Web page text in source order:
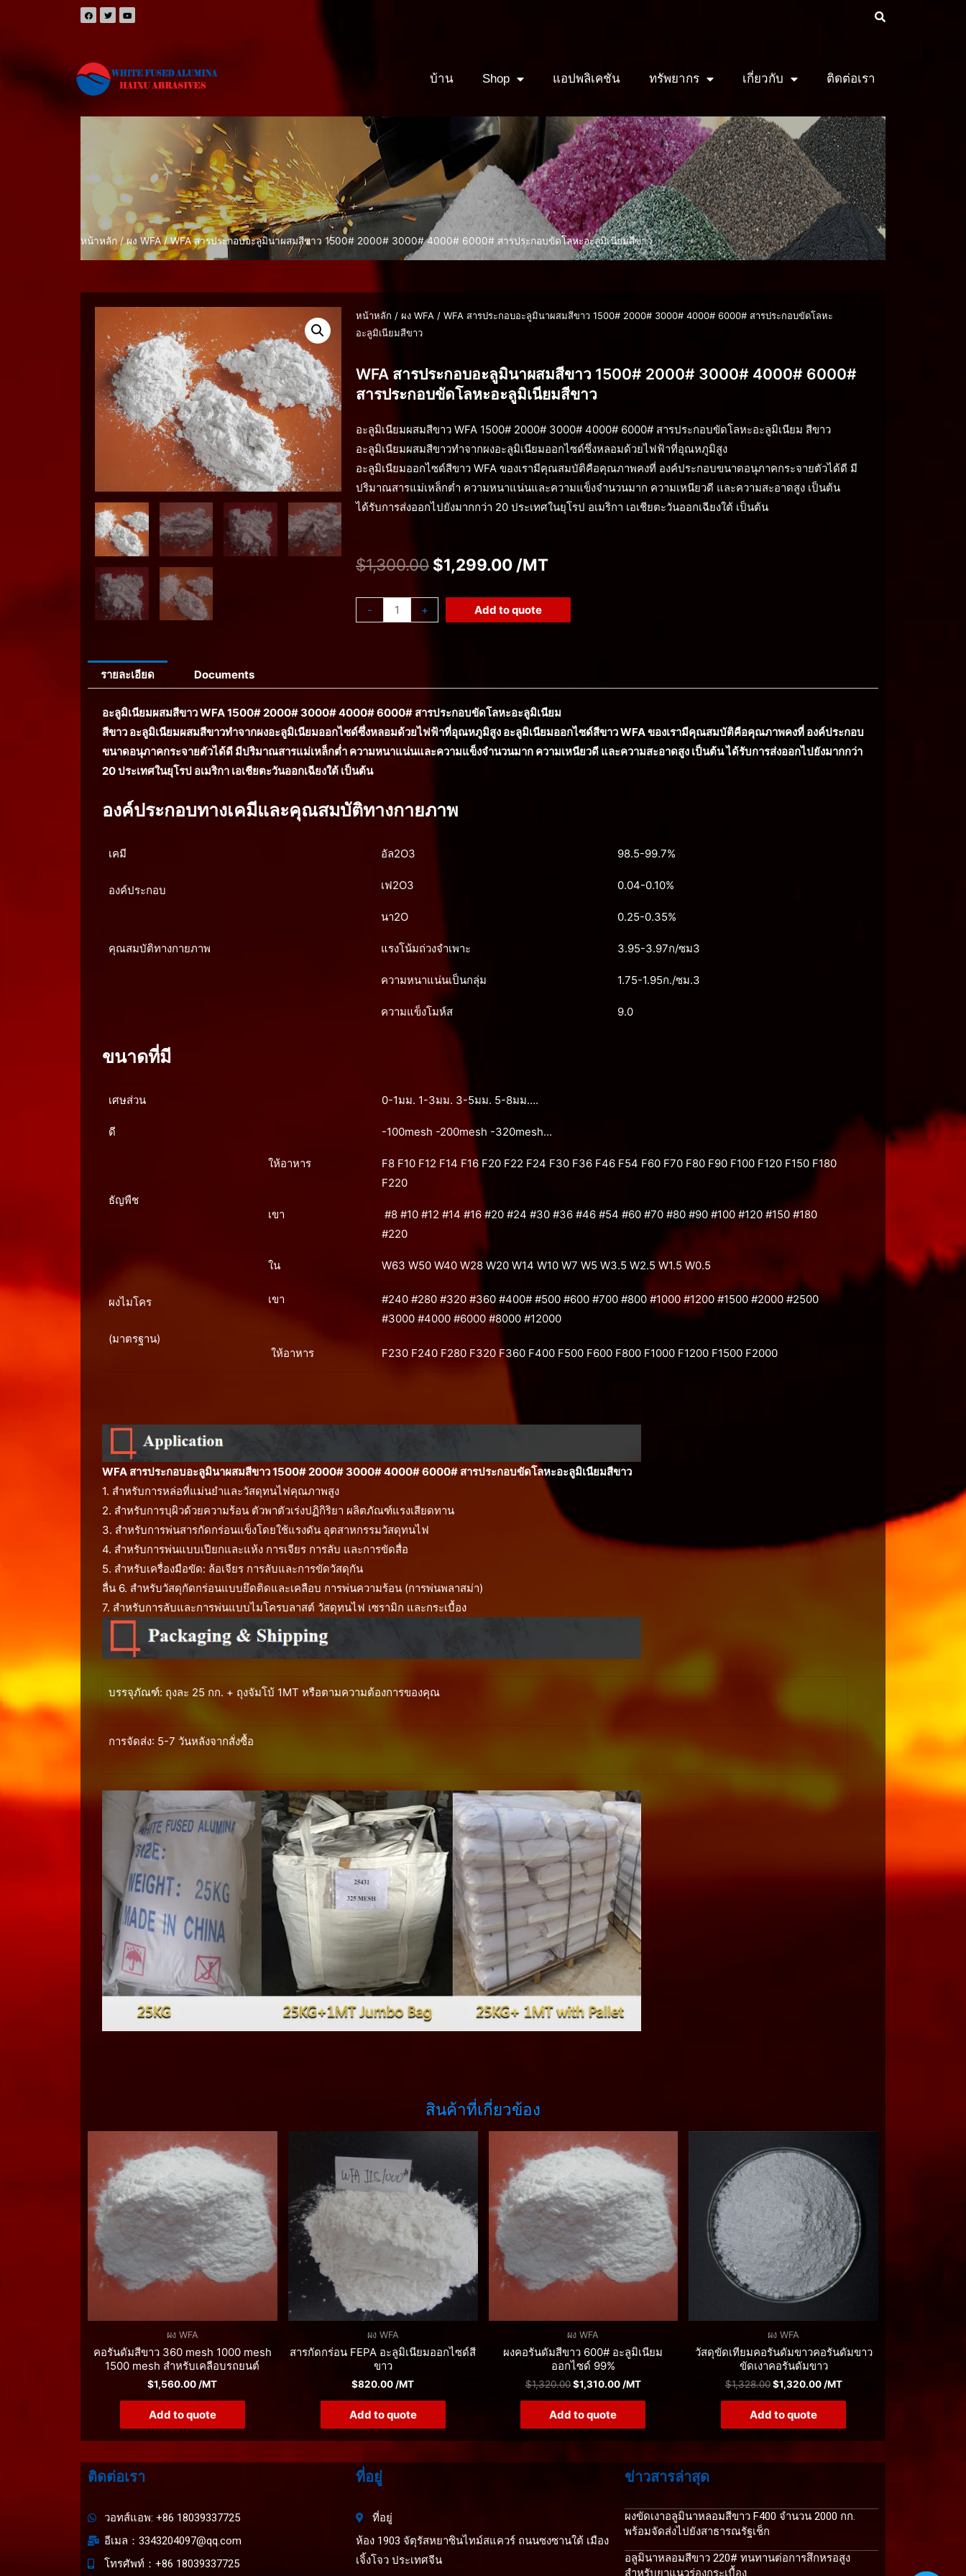
บ้าน Shop แอปพลิเคชัน ทรัพยากร เกี่ยวกับ ติดต่อเรา
หน้าหลัก/ผง WFA/ WFA สารประกอบอะลูมินาผสมสีขาว 1500# 2000# 3000# 4000# 6000# สารประกอบขัดโลหะอะลูมิเนียมสีขาว
หน้าหลัก / ผง WFA / WFA สารประกอบอะลูมินาผสมสีขาว 1500# 2000# 3000# 4000# 6000# สารประกอบขัดโลหะ
อะลูมิเนียมสีขาว
WFA สารประกอบอะลูมินาผสมสีขาว 1500# 2000# 3000# 4000# 6000#
สารประกอบขัดโลหะอะลูมิเนียมสีขาว
อะลูมิเนียมผสมสีขาว WFA 1500# 2000# 3000# 4000# 6000# สารประกอบขัดโลหะอะลูมิเนียม สีขาว
อะลูมิเนียมผสมสีขาวทำจากผงอะลูมิเนียมออกไซด์ซึ่งหลอมด้วยไฟฟ้าที่อุณหภูมิสูง
อะลูมิเนียมออกไซด์สีขาว WFA ของเรามีคุณสมบัติคือคุณภาพคงที่ องค์ประกอบขนาดอนุภาคกระจายตัวได้ดี มี
ปริมาณสารแม่เหล็กต่ำ ความหนาแน่นและความแข็งจำนวนมาก ความเหนียวดี และความสะอาดสูง เป็นต้น
ได้รับการส่งออกไปยังมากกว่า 20 ประเทศในยุโรป อเมริกา เอเชียตะวันออกเฉียงใต้ เป็นต้น
$1,300.00 $1,299.00 /MT
- + Add to quote
รายละเอียด Documents
อะลูมิเนียมผสมสีขาว WFA 1500# 2000# 3000# 4000# 6000# สารประกอบขัดโลหะอะลูมิเนียม
สีขาว อะลูมิเนียมผสมสีขาวทำจากผงอะลูมิเนียมออกไซด์ซึ่งหลอมด้วยไฟฟ้าที่อุณหภูมิสูง อะลูมิเนียมออกไซด์สีขาว WFA ของเรามีคุณสมบัติคือคุณภาพคงที่ องค์ประกอบ
ขนาดอนุภาคกระจายตัวได้ดี มีปริมาณสารแม่เหล็กต่ำ ความหนาแน่นและความแข็งจำนวนมาก ความเหนียวดี และความสะอาดสูง เป็นต้น ได้รับการส่งออกไปยังมากกว่า
20 ประเทศในยุโรป อเมริกา เอเชียตะวันออกเฉียงใต้ เป็นต้น
องค์ประกอบทางเคมีและคุณสมบัติทางกายภาพ
เคมี
องค์ประกอบ
อัล2O3 98.5-99.7%
เฟ2O3 0.04-0.10%
นา2O 0.25-0.35%
คุณสมบัติทางกายภาพ แรงโน้มถ่วงจำเพาะ 3.95-3.97ก/ซม3
ความหนาแน่นเป็นกลุ่ม 1.75-1.95ก./ซม.3
ความแข็งโมห์ส 9.0
ขนาดที่มี
เศษส่วน 0-1มม. 1-3มม. 3-5มม. 5-8มม….
ดี -100mesh -200mesh -320mesh…
ธัญพืช
ให้อาหาร
F8 F10 F12 F14 F16 F20 F22 F24 F30 F36 F46 F54 F60 F70 F80 F90 F100 F120 F150 F180
F220
เขา
#8 #10 #12 #14 #16 #20 #24 #30 #36 #46 #54 #60 #70 #80 #90 #100 #120 #150 #180
#220
ผงไมโคร
(มาตรฐาน)
ใน W63 W50 W40 W28 W20 W14 W10 W7 W5 W3.5 W2.5 W1.5 W0.5
เขา
#240 #280 #320 #360 #400# #500 #600 #700 #800 #1000 #1200 #1500 #2000 #2500
#3000 #4000 #6000 #8000 #12000
ให้อาหาร F230 F240 F280 F320 F360 F400 F500 F600 F800 F1000 F1200 F1500 F2000
WFA สารประกอบอะลูมินาผสมสีขาว 1500# 2000# 3000# 4000# 6000# สารประกอบขัดโลหะอะลูมิเนียมสีขาว
1. สำหรับการหล่อที่แม่นยำและวัสดุทนไฟคุณภาพสูง
2. สำหรับการบุผิวด้วยความร้อน ตัวพาตัวเร่งปฏิกิริยา ผลิตภัณฑ์แรงเสียดทาน
3. สำหรับการพ่นสารกัดกร่อนแข็งโดยใช้แรงดัน อุตสาหกรรมวัสดุทนไฟ
4. สำหรับการพ่นแบบเปียกและแห้ง การเจียร การลับ และการขัดสื่อ
5. สำหรับเครื่องมือขัด: ล้อเจียร การลับและการขัดวัสดุกัน
ลื่น 6. สำหรับวัสดุกัดกร่อนแบบยึดติดและเคลือบ การพ่นความร้อน (การพ่นพลาสม่า)
7. สำหรับการลับและการพ่นแบบไมโครบลาสต์ วัสดุทนไฟ เซรามิก และกระเบื้อง
บรรจุภัณฑ์: ถุงละ 25 กก. + ถุงจัมโบ้ 1MT หรือตามความต้องการของคุณ
การจัดส่ง: 5-7 วันหลังจากสั่งซื้อ
สินค้าที่เกี่ยวข้อง
ผง WFA
คอรันดัมสีขาว 360 mesh 1000 mesh
1500 mesh สำหรับเคลือบรถยนต์
$1,560.00 /MT
Add to quote
ผง WFA
สารกัดกร่อน FEPA อะลูมิเนียมออกไซด์สี
ขาว
$820.00 /MT
Add to quote
ผง WFA
ผงคอรันดัมสีขาว 600# อะลูมิเนียม
ออกไซด์ 99%
$1,320.00$1,310.00/MT
Add to quote
ผง WFA
วัสดุขัดเทียมคอรันดัมขาวคอรันดัมขาว
ขัดเงาคอรันดัมขาว
$1,328.00 $1,320.00/MT
Add to quote
ติดต่อเรา
วอทส์แอพ: +86 18039337725
อีเมล：3343204097@qq.com
โทรศัพท์：+86 18039337725
ที่อยู่
ที่อยู่
ห้อง 1903 จัตุรัสหยาซินไทม์สแควร์ ถนนซงซานใต้ เมือง
เจิ้งโจว ประเทศจีน
ข่าวสารล่าสุด
ผงขัดเงาอลูมินาหลอมสีขาว F400 จำนวน 2000 กก.
พร้อมจัดส่งไปยังสาธารณรัฐเช็ก
อลูมินาหลอมสีขาว 220# ทนทานต่อการสึกหรอสูง